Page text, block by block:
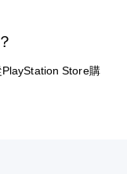
Store購